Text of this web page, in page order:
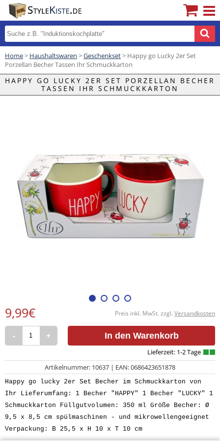
Home> Haushaltswaren >Geschenkset> Happy go Lucky 2er Set
Porzellan Becher Tassen Ihr Schmuckkarton
HAPPY GO LUCKY 2ER SET PORZELLAN BECHER
TASSEN IHR SCHMUCKKARTON
Preis inkl. MwSt. zzgl. Versandkosten
9,99€
- + In den Warenkorb
Artikelnummer: 10637 | EAN: 0686423651878
Happy go lucky 2er Set Becher im Schmuckkarton von
Ihr Lieferumfang: 1 Becher "HAPPY" 1 Becher "LUCKY" 1
Schmuckkarton Füllgutvolumen: 350 ml Größe Becher: Ø
9,5 x 8,5 cm spülmaschinen - und mikrowellengeeignet
Verpackung: B 25,5 x H 10 x T 10 cm